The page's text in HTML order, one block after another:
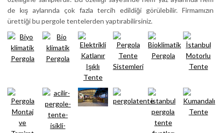
de kış aylarında çok fazla tercih edildiği görülebilir. Firmamızın
ürettiği bu pergole tentelerden yaptırabilirsiniz.